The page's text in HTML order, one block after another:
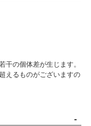
干の個体差が生じます。
えるものがございますの